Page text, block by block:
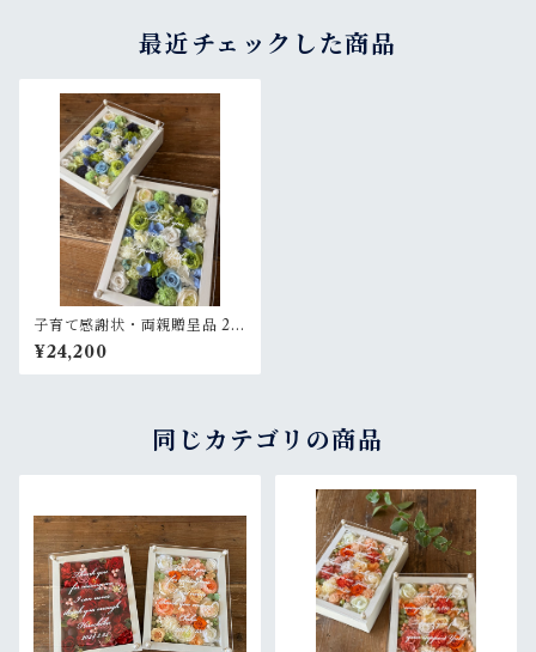
最近チェックした商品
子育て感謝状・両親贈呈品 2個
セット【名入れ】プリザーブ
ドフラワーアレンジ ウッドフ
レーム 白木枠〈白グリーンブ
¥24,200
同じカテゴリの商品